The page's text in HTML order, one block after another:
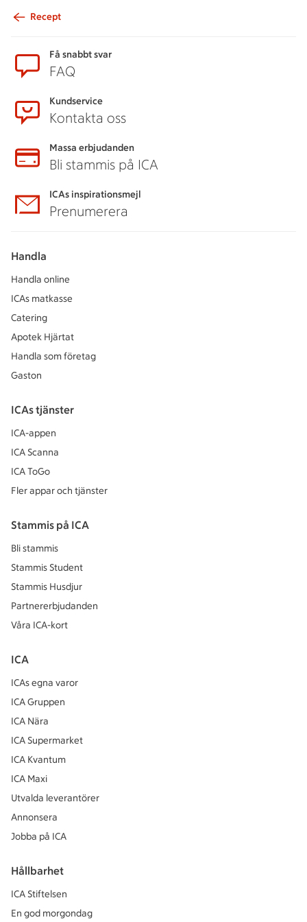
Recept
Få snabbt svar
FAQ
Kundservice
Kontakta oss
Massa erbjudanden
Bli stammis på ICA
ICAs inspirationsmejl
Prenumerera
Handla
Handla online
ICAs matkasse
Catering
Apotek Hjärtat
Handla som företag
Gaston
ICAs tjänster
ICA-appen
ICA Scanna
ICA ToGo
Fler appar och tjänster
Stammis på ICA
Bli stammis
Stammis Student
Stammis Husdjur
Partnererbjudanden
Våra ICA-kort
ICA
ICAs egna varor
ICA Gruppen
ICA Nära
ICA Supermarket
ICA Kvantum
ICA Maxi
Utvalda leverantörer
Annonsera
Jobba på ICA
Hållbarhet
ICA Stiftelsen
En god morgondag